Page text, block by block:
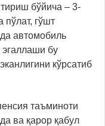
бўйича – 3-
пўлат, гўшт
автомобиль
эгаллаши бу
кўрсатиб
таъминоти
ва қарор қабул